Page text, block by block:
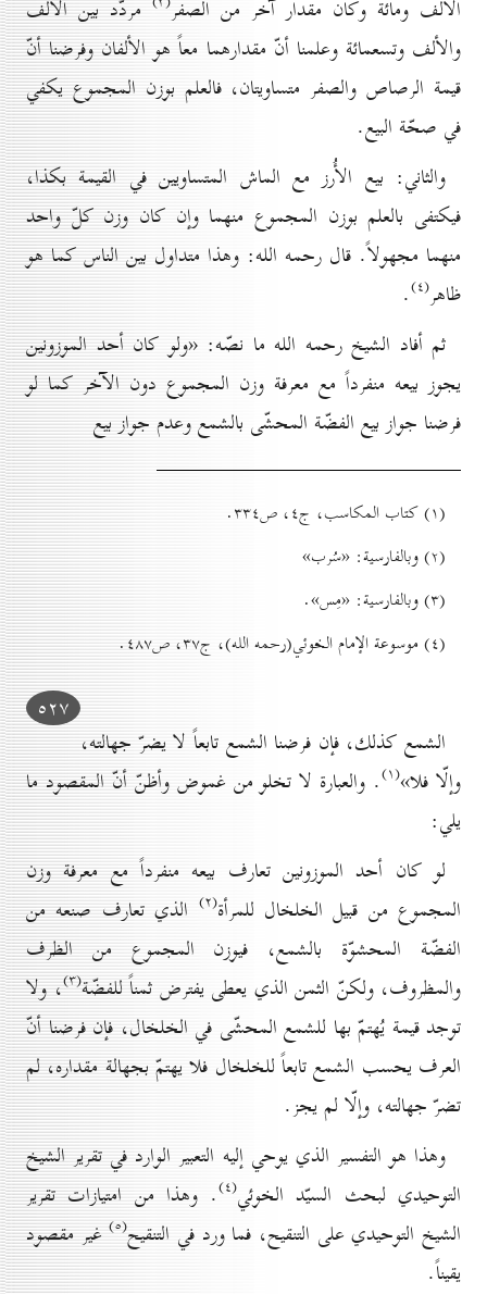
الألف ومائة وكان مقدار آخر من الصفر
مردّد بین الألف
والألف وتسعمائة وعلمنا أنّ مقدارهما معاً هو الألفان وفرضنا أنّ
قيمة الرصاص والصفر متساويتان، فالعلم بوزن المجموع يكفي
في صحّة البيع.
والثاني: بيع الأُرز مع الماش المتساويين في القيمة بكذا،
فيكتفی بالعلم بوزن المجموع منهما وإن كان وزن كلّ واحد
منهما مجهولاً. قال رحمه الله: وهذا متداول بين الناس كما هو
ظاهر(٤) .
ثم أفاد الشيخ رحمه الله ما نصّه: «ولو كان أحد الموزونين
يجوز بيعه منفرداً مع معرفة وزن المجموع دون الآخر كما لو
فرضنا جواز بيع الفضّة المحشّی بالشمع وعدم جواز بيع
(۱) کتاب المكاسب، ج٤، ص۳۳٤.
(۲) وبالفارسية: «سُرب»
(۳) وبالفارسية: «مِس».
(٤) موسوعة الإمام الخوئي(رحمه الله)، ج۳۷، ص٤۸۷.
٥۲۷
الشمع كذلك، فإن فرضنا الشمع تابعاً لا يضرّ جهالته،
وإلّا فلا»(۱) . والعبارة لا تخلو من غموض وأظنّ أنّ المقصود ما
يلي:
لو كان أحد الموزونين تعارف بيعه منفرداً مع معرفة وزن
المجموع من قبيل الخلخال للمرأة(۲)
الذي تعارف صنعه من
الفضّة المحشوّة بالشمع، فيوزن المجموع من الظرف
والمظروف، ولكنّ الثمن الذي يعطى يفترض ثمناً للفضّة(۳) ، ولا
توجد قيمة يُهتمّ بها للشمع المحشّى في الخلخال، فإن فرضنا أنّ
العرف يحسب الشمع تابعاً للخلخال فلا يهتمّ بجهالة مقداره، لم
تضرّ جهالته، وإلّا لم يجز.
وهذا هو التفسير الذي يوحي إليه التعبير الوارد في تقرير الشيخ
التوحيدي لبحث السيّد الخوئي(٤) . وهذا من امتيازات تقرير
الشيخ التوحيدي على التنقيح، فما ورد في التنقيح(٥) غير مقصود
يقيناً.